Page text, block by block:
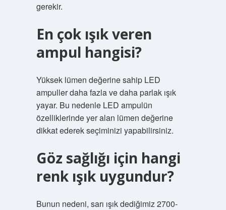
gerekir.
En çok ışık veren
ampul hangisi?
Yüksek lümen değerine sahip LED
ampuller daha fazla ve daha parlak ışık
yayar. Bu nedenle LED ampulün
özelliklerinde yer alan lümen değerine
dikkat ederek seçiminizi yapabilirsiniz.
Göz sağlığı için hangi
renk ışık uygundur?
Bunun nedeni, sarı ışık dediğimiz 2700-